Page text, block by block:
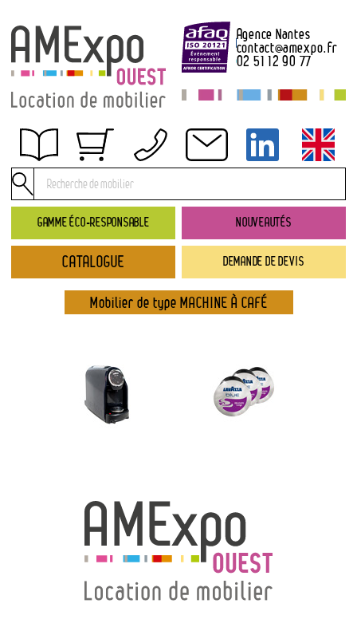
GAMME ÉCO-RESPONSABLE NOUVEAUTÉS
DEMANDE DE DEVIS
Agence Nantes
contact@amexpo.fr
02 51 12 90 77
Obtenir un devis
Conditions générales de location
Conditions de règlement
Contact
Catalogue
→ Nouveautés
→ Gamme éco-responsable
→ Noms / Références
→ Couleurs
→ Ensembles
CATALOGUE
Mobilier de type MACHINE À CAFÉ